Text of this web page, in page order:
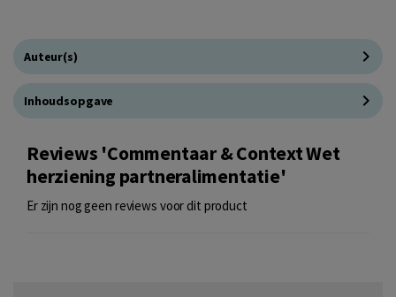
Auteur(s)
Inhoudsopgave
Reviews 'Commentaar & Context Wet
herziening partneralimentatie'
Er zijn nog geen reviews voor dit product